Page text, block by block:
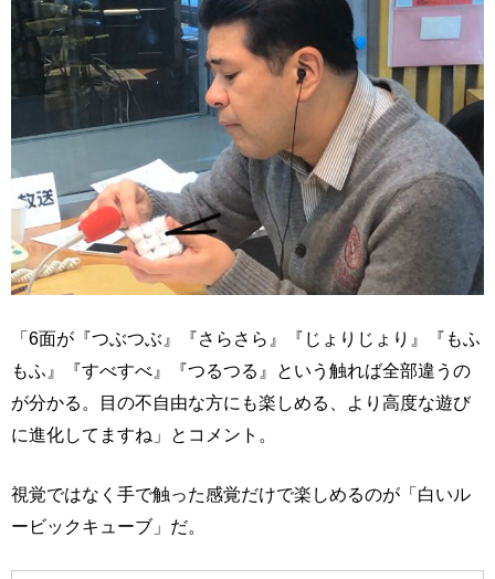
「6面が『つぶつぶ』『さらさら』『じょりじょり』『もふ
もふ』『すべすべ』『つるつる』という触れば全部違うの
が分かる。目の不自由な方にも楽しめる、より高度な遊び
に進化してますね」とコメント。
視覚ではなく手で触った感覚だけで楽しめるのが「白いル
ービックキューブ」だ。